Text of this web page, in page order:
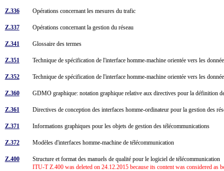
Z.336 Opérations concernant les mesures du trafic
Z.337 Opérations concernant la gestion du réseau
Z.341 Glossaire des termes
Z.351 Technique de spécification de l'interface homme-machine orientée vers les
Z.352 Technique de spécification de l'interface homme-machine orientée vers les
Z.360 GDMO graphique: notation graphique relative aux directives pour la définition
Z.361 Directives de conception des interfaces homme-ordinateur pour la gestion des
Z.371 Informations graphiques pour les objets de gestion des télécommunications
Z.372 Modèles d'interfaces homme-machine de télécommunication
Z.400
Structure et format des manuels de qualité pour le logiciel de télécommunication
ITU-T Z.400 was deleted on 24.12.2015 because its content was considered as